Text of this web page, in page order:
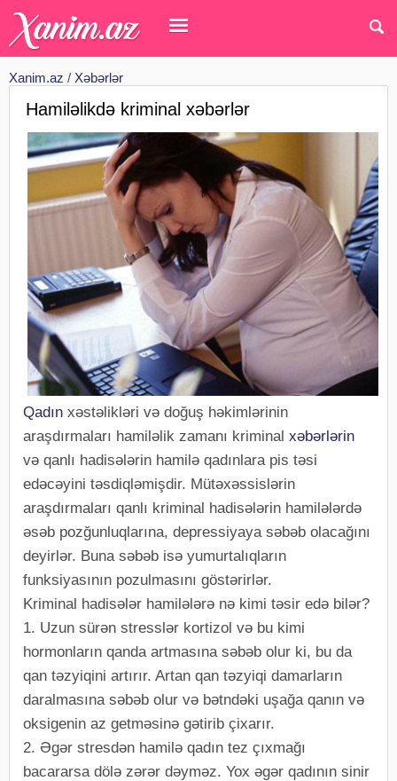
Xanim.az / Xəbərlər
Hamiləlikdə kriminal xəbərlər
Qadın xəstəlikləri və doğuş həkimlərinin
araşdırmaları hamiləlik zamanı kriminal xəbərlərin
və qanlı hadisələrin hamilə qadınlara pis təsi
edəcəyini təsdiqləmişdir. Mütəxəssislərin
araşdırmaları qanlı kriminal hadisələrin hamilələrdə
əsəb pozğunluqlarına, depressiyaya səbəb olacağını
deyirlər. Buna səbəb isə yumurtalıqların
funksiyasının pozulmasını göstərirlər.
Kriminal hadisələr hamilələrə nə kimi təsir edə bilər?
1. Uzun sürən stresslər kortizol və bu kimi
hormonların qanda artmasına səbəb olur ki, bu da
qan təzyiqini artırır. Artan qan təzyiqi damarların
daralmasına səbəb olur və bətndəki uşağa qanın və
oksigenin az getməsinə gətirib çixarır.
2. Əgər stresdən hamilə qadın tez çıxmağı
bacararsa dölə zərər dəyməz. Yox əgər qadının sinir